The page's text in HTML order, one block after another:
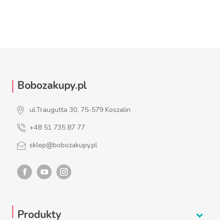
Bobozakupy.pl
ul.Traugutta 30, 75-579 Koszalin
+48 51 735 87 77
sklep@bobozakupy.pl
Produkty